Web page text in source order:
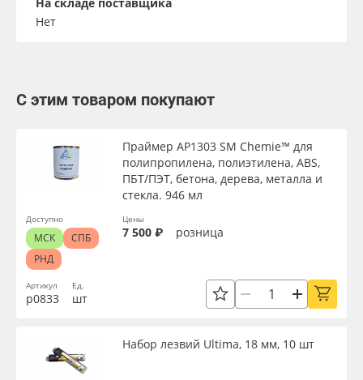
Нет
С этим товаром покупают
Артикул
р0833
Праймер AP1303 SM Chemie™ для
полипропилена, полиэтилена, ABS,
ПБТ/ПЭТ, бетона, дерева, металла и
стекла. 946 мл
Ед.
шт
Цены
7 500 ₽ розница
Доступно
МСК
СПБ
РНД
Набор лезвий Ultima, 18 мм, 10 шт